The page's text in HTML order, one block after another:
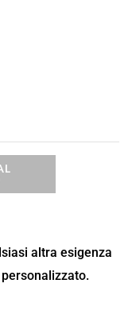
altra esigenza